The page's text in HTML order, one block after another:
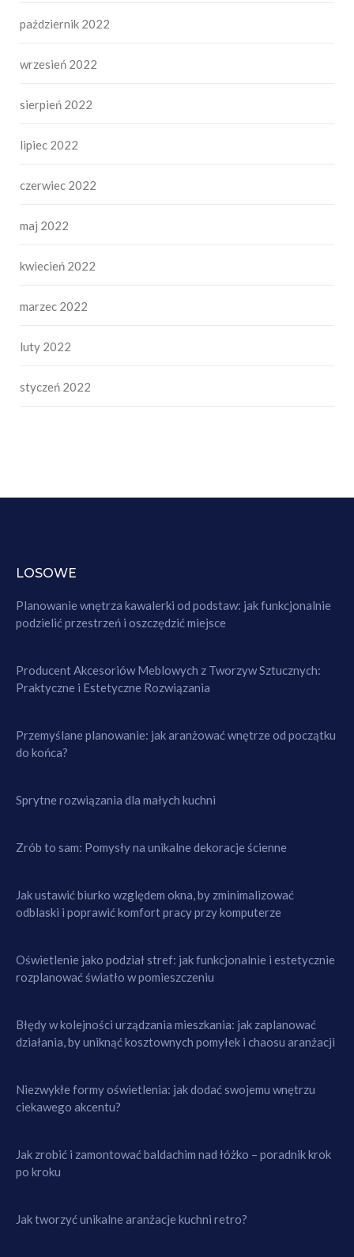
październik 2022
wrzesień 2022
sierpień 2022
lipiec 2022
czerwiec 2022
maj 2022
kwiecień 2022
marzec 2022
luty 2022
styczeń 2022
LOSOWE
Planowanie wnętrza kawalerki od podstaw: jak funkcjonalnie
podzielić przestrzeń i oszczędzić miejsce
Producent Akcesoriów Meblowych z Tworzyw Sztucznych:
Praktyczne i Estetyczne Rozwiązania
Przemyślane planowanie: jak aranżować wnętrze od początku
do końca?
Sprytne rozwiązania dla małych kuchni
Zrób to sam: Pomysły na unikalne dekoracje ścienne
Jak ustawić biurko względem okna, by zminimalizować
odblaski i poprawić komfort pracy przy komputerze
Oświetlenie jako podział stref: jak funkcjonalnie i estetycznie
rozplanować światło w pomieszczeniu
Błędy w kolejności urządzania mieszkania: jak zaplanować
działania, by uniknąć kosztownych pomyłek i chaosu aranżacji
Niezwykłe formy oświetlenia: jak dodać swojemu wnętrzu
ciekawego akcentu?
Jak zrobić i zamontować baldachim nad łóżko – poradnik krok
po kroku
Jak tworzyć unikalne aranżacje kuchni retro?